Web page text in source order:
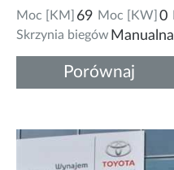
Moc [KM] 69 Moc [KW] 0
Skrzynia biegów Manualna
Porównaj